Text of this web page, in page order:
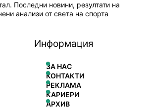
Последни новини, резултати на
анализи от света на спорта
Информация
ЗА НАС
КОНТАКТИ
РЕКЛАМА
КАРИЕРИ
АРХИВ